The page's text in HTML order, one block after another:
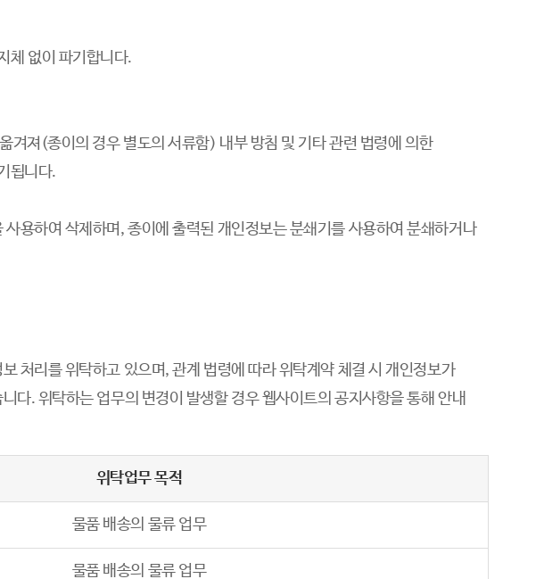
체 없이 파기합니다.
겨져(종이의 경우 별도의 서류함) 내부 방침 및 기타 관련 법령에 의한
됩니다.
용하여 삭제하며, 종이에 출력된 개인정보는 분쇄기를 사용하여 분쇄하거나
처리를 위탁하고 있으며, 관계 법령에 따라 위탁계약 체결 시 개인정보가
다. 위탁하는 업무의 변경이 발생할 경우 웹사이트의 공지사항을 통해 안내
위탁업무 목적
물품 배송의 물류 업무
물품 배송의 물류 업무